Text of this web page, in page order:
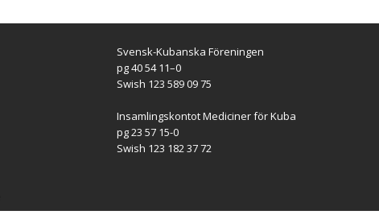
Svensk-Kubanska Föreningen
pg 40 54 11–0
Swish 123 589 09 75
Insamlingskontot Mediciner för Kuba
pg 23 57 15-0
Swish 123 182 37 72